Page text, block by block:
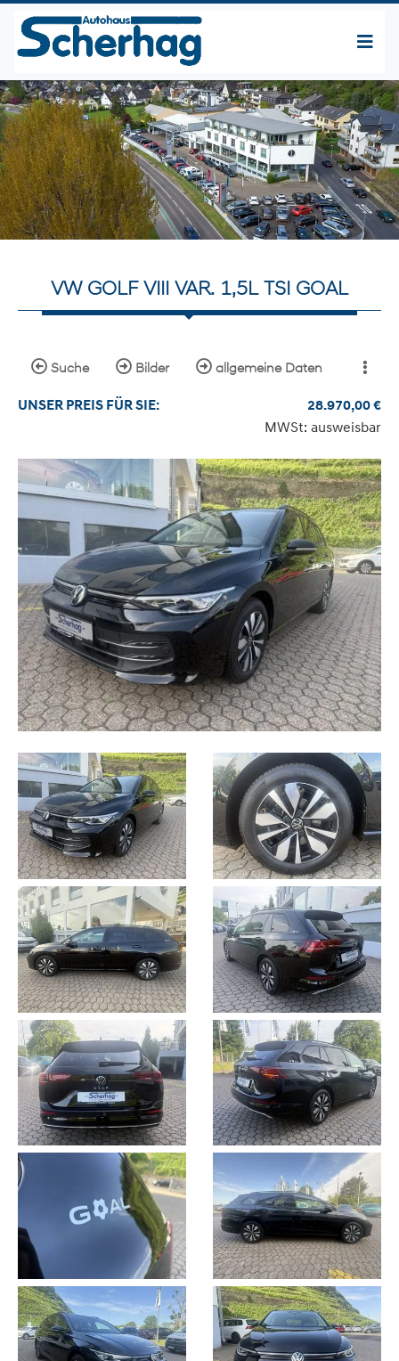
VW GOLF VIII VAR. 1,5L TSI GOAL
Suche Bilder allgemeine Daten
UNSER PREIS FÜR SIE: 28.970,00€
MWSt: ausweisbar